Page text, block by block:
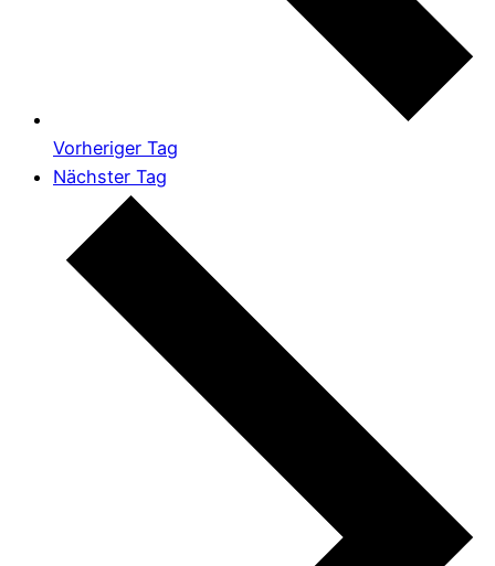
Vorheriger Tag
Nächster Tag